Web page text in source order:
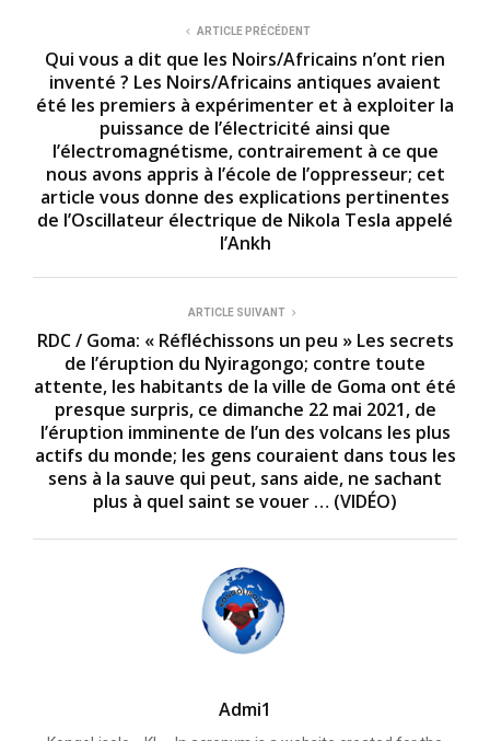
ARTICLE PRÉCÉDENT
Qui vous a dit que les Noirs/Africains n’ont rien
inventé ? Les Noirs/Africains antiques avaient
été les premiers à expérimenter et à exploiter la
puissance de l’électricité ainsi que
l’électromagnétisme, contrairement à ce que
nous avons appris à l’école de l’oppresseur; cet
article vous donne des explications pertinentes
de l’Oscillateur électrique de Nikola Tesla appelé
l’Ankh
ARTICLE SUIVANT
RDC / Goma: « Réfléchissons un peu » Les secrets
de l’éruption du Nyiragongo; contre toute
attente, les habitants de la ville de Goma ont été
presque surpris, ce dimanche 22 mai 2021, de
l’éruption imminente de l’un des volcans les plus
actifs du monde; les gens couraient dans tous les
sens à la sauve qui peut, sans aide, ne sachant
plus à quel saint se vouer … (VIDÉO)
Admi1